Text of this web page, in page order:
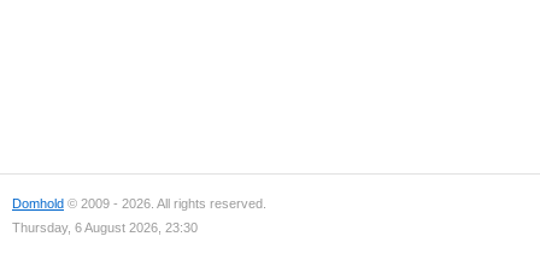
Domhold © 2009 - 2026. All rights reserved.
Thursday, 6 August 2026, 23:30